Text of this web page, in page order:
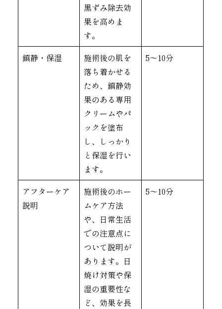
黒ずみ除去効
果を高めま
す。
鎮静・保湿
施術後の肌を
落ち着かせる
ため、鎮静効
果のある専用
クリームやパ
ックを塗布
し、しっかり
と保湿を行い
ます。
5〜10分
アフターケア
説明
施術後のホー
ムケア方法
や、日常生活
での注意点に
ついて説明が
あります。日
焼け対策や保
湿の重要性な
ど、効果を長
5〜10分